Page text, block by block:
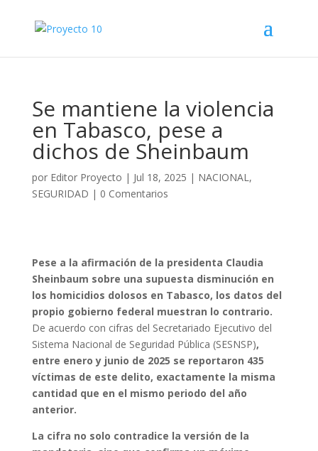
Se mantiene la violencia
en Tabasco, pese a
dichos de Sheinbaum
por Editor Proyecto | Jul 18, 2025 | NACIONAL,
SEGURIDAD | 0 Comentarios
Pese a la afirmación de la presidenta Claudia
Sheinbaum sobre una supuesta disminución en
los homicidios dolosos en Tabasco, los datos del
propio gobierno federal muestran lo contrario.
De acuerdo con cifras del Secretariado Ejecutivo del
Sistema Nacional de Seguridad Pública (SESNSP),
entre enero y junio de 2025 se reportaron 435
víctimas de este delito, exactamente la misma
cantidad que en el mismo periodo del año
anterior.
La cifra no solo contradice la versión de la